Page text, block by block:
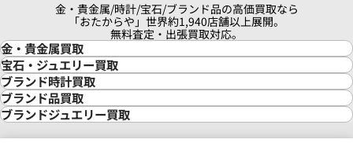
金・貴金属/時計/宝石/ブランド品の高価買取なら
「おたからや」世界約1,940店舗以上展開。
無料査定・出張買取対応。
金・貴金属買取
金買取
金の相場価格情報
金の参考買取価格一覧
インゴット買取
インゴットの相場価格情報
24金買取
宝石・ジュエリー買取
宝石・ジュエリー買取
ダイヤモンド買取
ダイヤモンド・宝石の参考価格一覧
リング・結婚指輪買取
エメラルド買取
ブランド時計買取
時計買取
ロレックス買取
ロレックス デイトナ買取
ロレックス サブマリーナー買取
ブランド品買取
ブランド買取
ブランドジュエリー買取